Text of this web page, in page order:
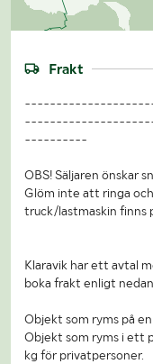
Frakt
----------
OBS! Säljaren önskar
Glöm inte att ringa
truck/lastmaskin finns
Klaravik har ett avtal
boka frakt enligt
Objekt som ryms på en
Objekt som ryms i ett
kg för privatpersoner.